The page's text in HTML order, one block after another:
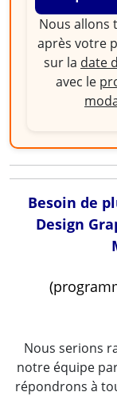
Nous allons
après votre
sur la date
avec le
Besoin de
Design
Nous serions
notre équipe
répondrons à